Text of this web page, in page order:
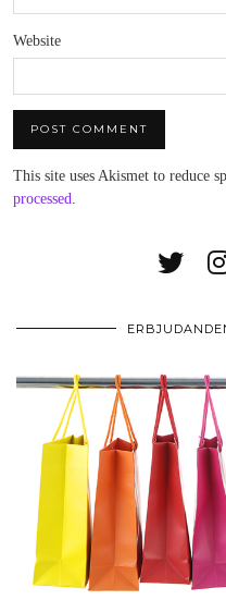
Website
This site uses Akismet to reduce
processed.